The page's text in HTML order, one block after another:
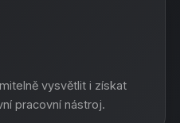
vysvětlit i získat
pracovní nástroj.